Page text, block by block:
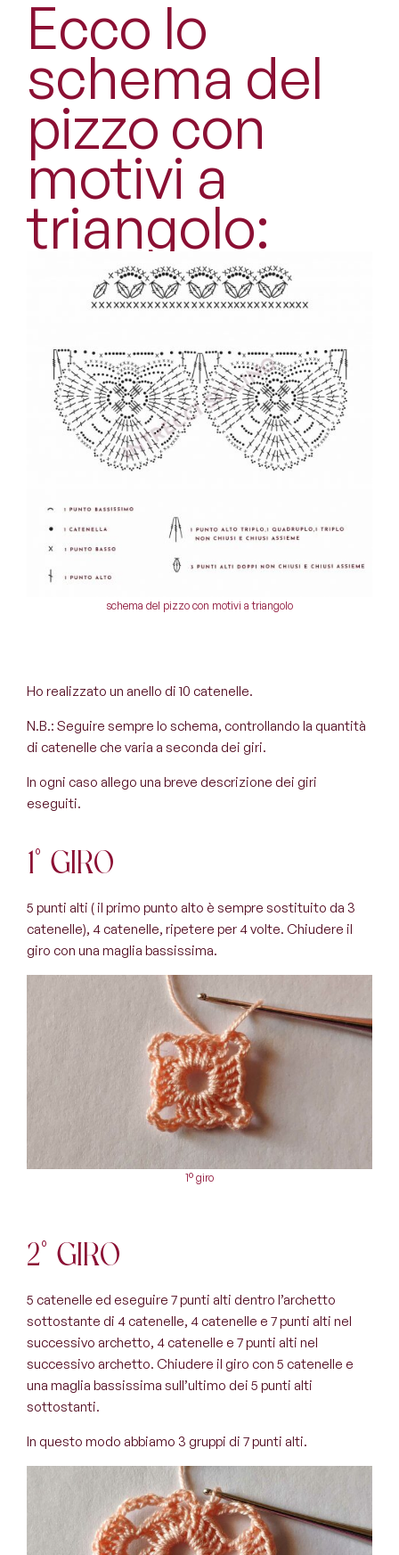
Ecco lo
schema del
pizzo con
motivi a
triangolo:
schema del pizzo con motivi a triangolo
Ho realizzato un anello di 10 catenelle.
N.B.: Seguire sempre lo schema, controllando la quantità
di catenelle che varia a seconda dei giri.
In ogni caso allego una breve descrizione dei giri
eseguiti.
1° giro
5 punti alti ( il primo punto alto è sempre sostituito da 3
catenelle), 4 catenelle, ripetere per 4 volte. Chiudere il
giro con una maglia bassissima.
1° giro
2° giro
5 catenelle ed eseguire 7 punti alti dentro l’archetto
sottostante di 4 catenelle, 4 catenelle e 7 punti alti nel
successivo archetto, 4 catenelle e 7 punti alti nel
successivo archetto. Chiudere il giro con 5 catenelle e
una maglia bassissima sull’ultimo dei 5 punti alti
sottostanti.
In questo modo abbiamo 3 gruppi di 7 punti alti.